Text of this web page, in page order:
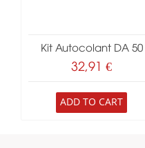
Kit Autocolant DA 50
32,91 €
ADD TO CART